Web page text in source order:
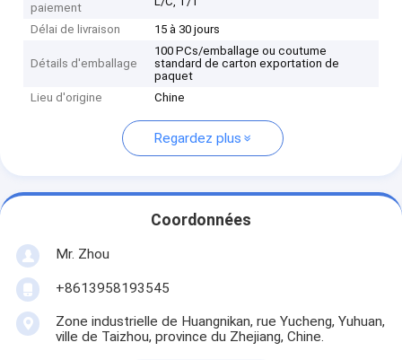
paiement
Délai de livraison 15 à 30 jours
Détails d'emballage
100 PCs/emballage ou coutume
standard de carton exportation de
paquet
Lieu d'origine
Chine
Regardez plus
Coordonnées
Mr. Zhou
+8613958193545
Zone industrielle de Huangnikan, rue Yucheng, Yuhuan,
ville de Taizhou, province du Zhejiang, Chine.